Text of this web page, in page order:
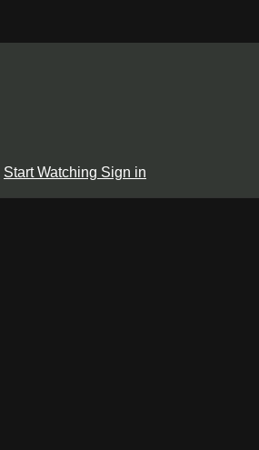
Start Watching Sign in